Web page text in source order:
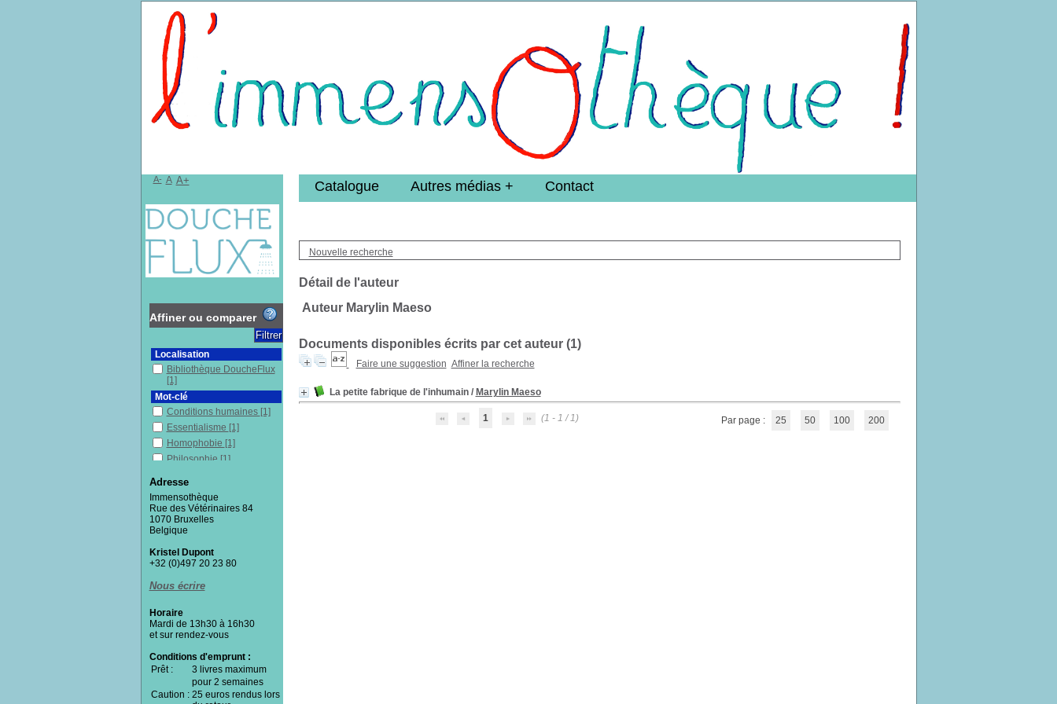
Nouvelle recherche
Détail de l'auteur
Auteur Marylin Maeso
Documents disponibles écrits par cet auteur (1)
Faire une suggestion Affiner la recherche
La petite fabrique de l'inhumain/ Marylin Maeso
1 (1 - 1 / 1) Par page : 25 50 100 200
Catalogue Autres médias Contact
A- A A+
Affiner ou comparer
Localisation
Bibliothèque DoucheFlux
[1]
Mot-clé
Conditions humaines [1]
Essentialisme [1]
Homophobie [1]
Philosophie [1]
Section
Documentaires[1]
Adresse
Immensothèque
Rue des Vétérinaires 84
1070 Bruxelles
Belgique
Kristel Dupont
+32 (0)497 20 23 80
Nous écrire
Horaire
Mardi de 13h30 à 16h30
et sur rendez-vous
Conditions d'emprunt :
Prêt :
3 livres maximum
pour 2 semaines
Caution : 25 euros rendus lors